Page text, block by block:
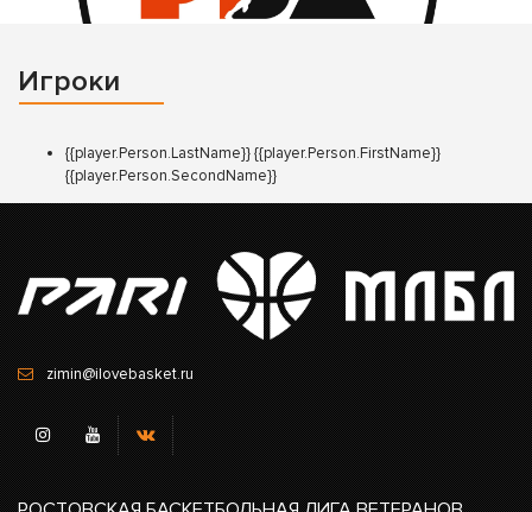
Игроки
{{player.Person.LastName}} {{player.Person.FirstName}}
{{player.Person.SecondName}}
zimin@ilovebasket.ru